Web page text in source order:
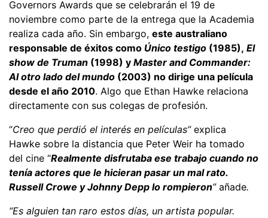
Governors Awards que se celebrarán el 19 de
noviembre como parte de la entrega que la Academia
realiza cada año. Sin embargo, este australiano
responsable de éxitos como Único testigo (1985), El
show de Truman (1998) y Master and Commander:
Al otro lado del mundo (2003) no dirige una película
desde el año 2010. Algo que Ethan Hawke relaciona
directamente con sus colegas de profesión.
“Creo que perdió el interés en películas” explica
Hawke sobre la distancia que Peter Weir ha tomado
del cine “Realmente disfrutaba ese trabajo cuando no
tenía actores que le hicieran pasar un mal rato.
Russell Crowe y Johnny Depp lo rompieron” añade.
“Es alguien tan raro estos días, un artista popular.